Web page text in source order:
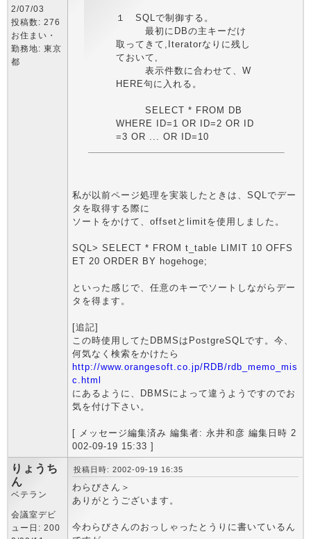
2/07/03
投稿数: 276
お住まい・
勤務地: 東京
都
１ SQLで制御する。
最初にDBの主キーだけ
取ってきて,Iteratorなりに残し
ておいて,
表示件数に合わせて、W
HERE句に入れる。
SELECT * FROM DB
WHERE ID=1 OR ID=2 OR ID
=3 OR ... OR ID=10
私が以前ページ処理を実装したときは、SQLでデー
タを取得する際に
ソートをかけて、offsetとlimitを使用しました。
SQL> SELECT * FROM t_table LIMIT 10 OFFS
ET 20 ORDER BY hogehoge;
といった感じで、任意のキーでソートしながらデー
タを得ます。
[追記]
この時使用してたDBMSはPostgreSQLです。今、
何気なく検索をかけたら
http://www.orangesoft.co.jp/RDB/rdb_memo_mis
c.html
にあるように、DBMSによって違うようですのでお
気を付け下さい。
[ メッセージ編集済み 編集者: 永井和彦 編集日時 2
002-09-19 15:33 ]
りょうち
ん
ベテラン
会議室デビ
ュー日: 200
投稿日時: 2002-09-19 16:35
わらびさん＞
ありがとうございます。
今わらびさんのおっしゃったとうりに書いているん